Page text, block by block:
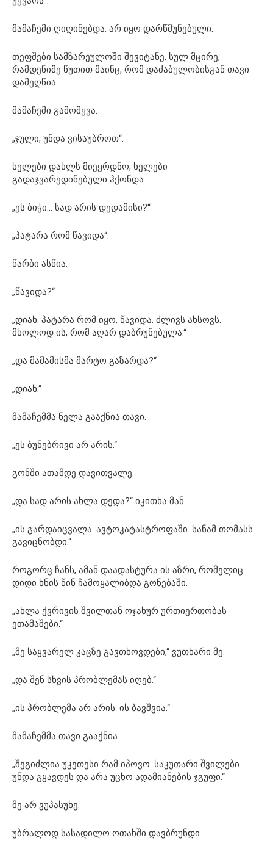
მამაჩემი ღიღინებდა. არ იყო დარწმუნებული.
თეფშები სამზარეულოში შევიტანე, სულ მცირე,
რამდენიმე წუთით მაინც, რომ დაძაბულობისგან თავი
დამეღწია.
მამაჩემი გამომყვა.
„ჯული, უნდა ვისაუბროთ“.
ხელები დახლს მიეყრდნო, ხელები
გადაჯვარედინებული ჰქონდა.
„ეს ბიჭი… სად არის დედამისი?“
„პატარა რომ წავიდა“.
წარბი ასწია.
„წავიდა?“
„დიახ. პატარა რომ იყო, წავიდა. ძლივს ახსოვს.
მხოლოდ ის, რომ აღარ დაბრუნებულა.“
„და მამამისმა მარტო გაზარდა?“
„დიახ.“
მამაჩემმა ნელა გააქნია თავი.
„ეს ბუნებრივი არ არის.“
გონში ათამდე დავითვალე.
„და სად არის ახლა დედა?“ იკითხა მან.
„ის გარდაიცვალა. ავტოკატასტროფაში. სანამ თომასს
გავიცნობდი.“
როგორც ჩანს, ამან დაადასტურა ის აზრი, რომელიც
დიდი ხნის წინ ჩამოყალიბდა გონებაში.
„ახლა ქვრივის შვილთან ოჯახურ ურთიერთობას
ეთამაშები.“
„მე საყვარელ კაცზე გავთხოვდები,“ ვუთხარი მე.
„და შენ სხვის პრობლემას იღებ.“
„ის პრობლემა არ არის. ის ბავშვია.“
მამაჩემმა თავი გააქნია.
„შეგიძლია უკეთესი რამ იპოვო. საკუთარი შვილები
უნდა გყავდეს და არა უცხო ადამიანების ჯგუფი.“
მე არ ვუპასუხე.
უბრალოდ სასადილო ოთახში დავბრუნდი.